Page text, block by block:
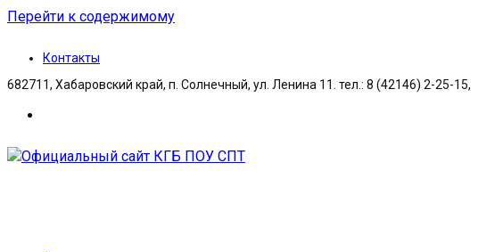
Перейти к содержимому
Контакты
682711, Хабаровский край, п. Солнечный, ул. Ленина 11. тел.: 8 (42146) 2-25-15,